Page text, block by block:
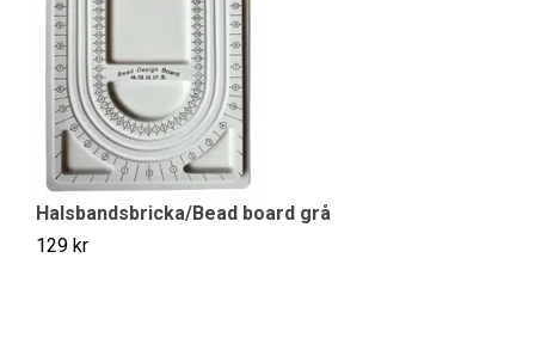
Halsbandsbricka/Bead board grå
129 kr